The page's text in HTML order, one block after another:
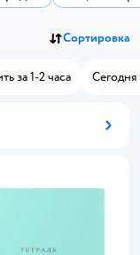
Сортировка
за 1-2 часа Сегодня